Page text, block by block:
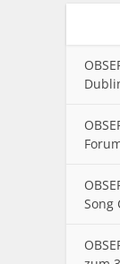
Song